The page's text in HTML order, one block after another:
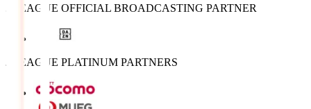
J.LEAGUE OFFICIAL BROADCASTING PARTNER
J.LEAGUE PLATINUM PARTNERS